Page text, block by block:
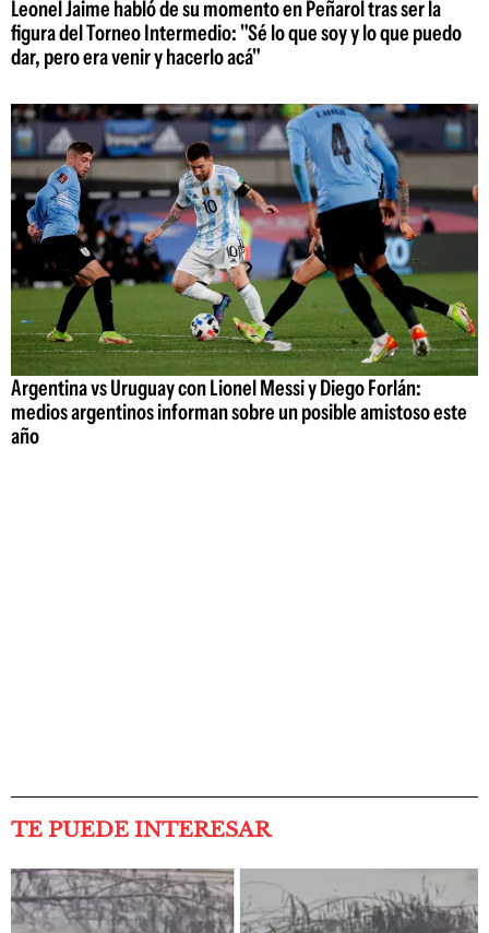
Leonel Jaime habló de su momento en Peñarol tras ser la
figura del Torneo Intermedio: "Sé lo que soy y lo que puedo
dar, pero era venir y hacerlo acá"
Argentina vs Uruguay con Lionel Messi y Diego Forlán:
medios argentinos informan sobre un posible amistoso este
año
TE PUEDE INTERESAR